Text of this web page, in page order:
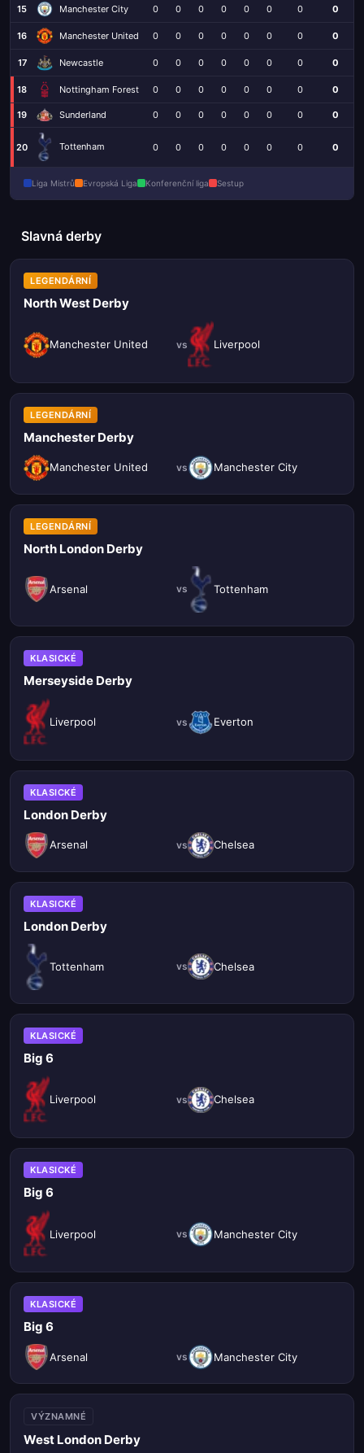
15 Manchester City 0 0 0 0 0 0 0 0
16 Manchester United 0 0 0 0 0 0 0 0
17 Newcastle 0 0 0 0 0 0 0 0
18 Nottingham Forest 0 0 0 0 0 0 0 0
19 Sunderland 0 0 0 0 0 0 0 0
20 Tottenham 0 0 0 0 0 0 0 0
Liga Mistrů Evropská Liga Konferenční liga Sestup
Slavná derby
LEGENDÁRNÍ
North West Derby
Manchester United vs Liverpool
LEGENDÁRNÍ
Manchester Derby
Manchester United vs Manchester City
LEGENDÁRNÍ
North London Derby
Arsenal vs Tottenham
KLASICKÉ
Merseyside Derby
Liverpool vs Everton
KLASICKÉ
London Derby
Arsenal vs Chelsea
KLASICKÉ
London Derby
Tottenham vs Chelsea
KLASICKÉ
Big 6
Liverpool vs Chelsea
KLASICKÉ
Big 6
Liverpool vs Manchester City
KLASICKÉ
Big 6
Arsenal vs Manchester City
VÝZNAMNÉ
West London Derby